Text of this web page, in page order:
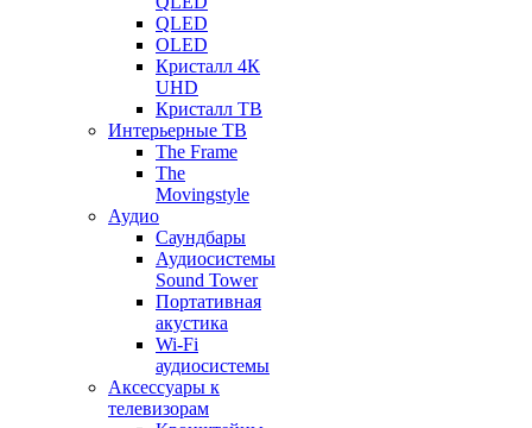
QLED
OLED
Кристалл 4К
UHD
Кристалл ТВ
Интерьерные ТВ
The Frame
The
Movingstyle
Аудио
Саундбары
Аудиосистемы
Sound Tower
Портативная
акустика
Wi-Fi
аудиосистемы
Аксессуары к
телевизорам